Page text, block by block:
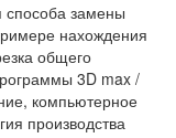
замены
нахождения
общего
3D max /
компьютерное
производства